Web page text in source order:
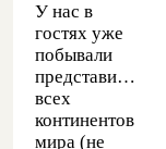
У нас в
гостях уже
побывали
представители
всех
континентов
мира (не